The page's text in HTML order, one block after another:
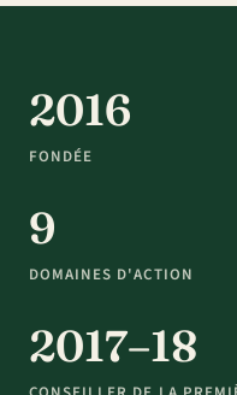
2016
FONDÉE
9
DOMAINES D'ACTION
2017–18